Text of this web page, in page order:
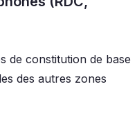
de constitution de base
des autres zones